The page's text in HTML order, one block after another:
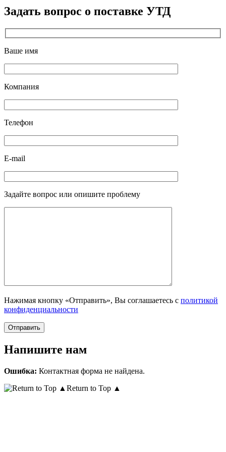
Задать вопрос о поставке УТД
Ваше имя
Компания
Телефон
E-mail
Задайте вопрос или опишите проблему
Нажимая кнопку «Отправить», Вы соглашаетесь с политикой
конфиденциальности
Напишите нам
Ошибка: Контактная форма не найдена.
Return to Top ▲